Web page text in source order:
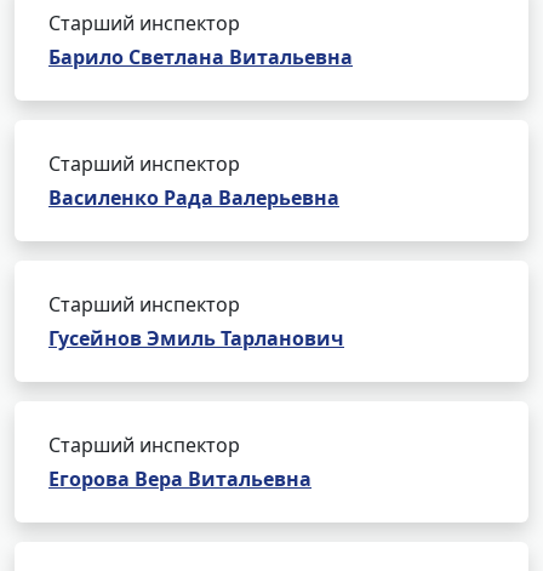
Старший инспектор
Барило Светлана Витальевна
Старший инспектор
Василенко Рада Валерьевна
Старший инспектор
Гусейнов Эмиль Тарланович
Старший инспектор
Егорова Вера Витальевна